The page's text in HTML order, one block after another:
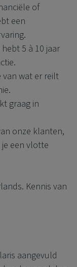
of
een
5 à 10 jaar
wat er reilt
graag in
onze klanten,
een vlotte
Kennis van
aangevuld